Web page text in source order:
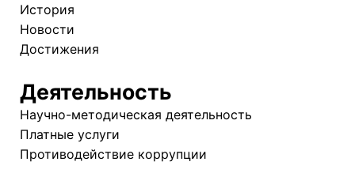
История
Новости
Достижения
Деятельность
Научно-методическая деятельность
Платные услуги
Противодействие коррупции